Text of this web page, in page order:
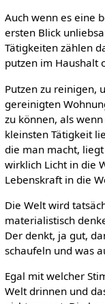
Auch wenn es eine
ersten Blick
Tätigkeiten zählen
putzen im Haushalt
Putzen zu reinigen,
gereinigten
zu können, als
kleinsten Tätigkeit
die man macht,
wirklich Licht in die
Lebenskraft in die
Die Welt wird
materialistisch
Der denkt, ja gut,
schaufeln und was
Egal mit welcher
Welt drinnen und